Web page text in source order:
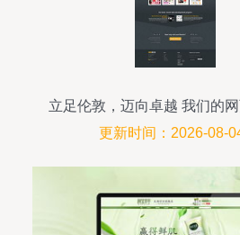
立足伦敦，迈向卓越 我们的
更新时间：2026-08-